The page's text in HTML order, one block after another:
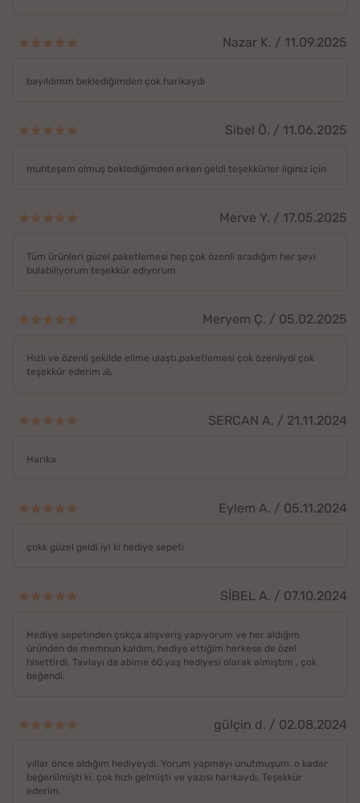
Nazar K. / 11.09.2025
bayıldımm beklediğimden çok harikaydı
Sibel Ö. / 11.06.2025
muhteşem olmuş beklediğimden erken geldi teşekkürler ilginiz için
Merve Y. / 17.05.2025
Tüm ürünleri güzel paketlemesi hep çok özenli aradığım her şeyi
bulabiliyorum teşekkür ediyorum
Meryem Ç. / 05.02.2025
Hızlı ve özenli şekilde elime ulaştı.paketlemesi çok özenliydi çok
teşekkür ederim 🙏
SERCAN A. / 21.11.2024
Harika
Eylem A. / 05.11.2024
çokk güzel geldi iyi ki hediye sepeti
SİBEL A. / 07.10.2024
Hediye sepetinden çokça alışveriş yapıyorum ve her aldığım
üründen de memnun kaldım, hediye ettiğim herkese de özel
hisettirdi. Tavlayı da abime 60.yaş hediyesi olarak almıştım , çok
beğendi.
gülçin d. / 02.08.2024
yıllar önce aldığım hediyeydi. Yorum yapmayı unutmuşum. o kadar
beğenilmişti ki. çok hızlı gelmişti ve yazısı harikaydı. Teşekkür
ederim.